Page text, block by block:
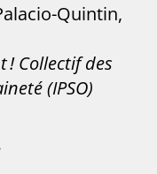
Quintin,
! Collectif des
(IPSO)